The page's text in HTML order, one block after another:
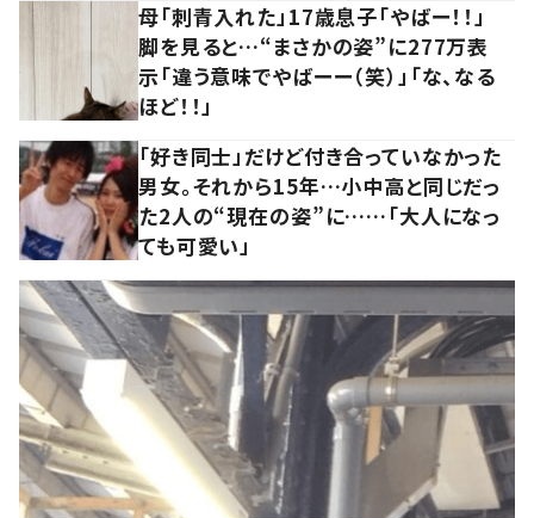
母「刺青入れた」17歳息子「やばー！！」
脚を見ると…“まさかの姿”に277万表
示「違う意味でやばーー（笑）」「な、なる
ほど！！」
「好き同士」だけど付き合っていなかった
男女。それから15年…小中高と同じだっ
た2人の“現在の姿”に……「大人になっ
ても可愛い」